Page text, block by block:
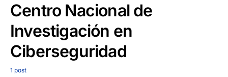
Centro Nacional de
Investigación en
Ciberseguridad
1 post